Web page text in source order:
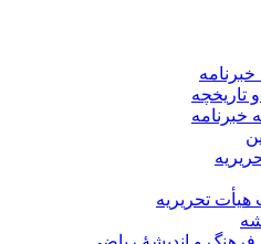
خبرنامه
تاریخچه
خبرنامه
تحریریه